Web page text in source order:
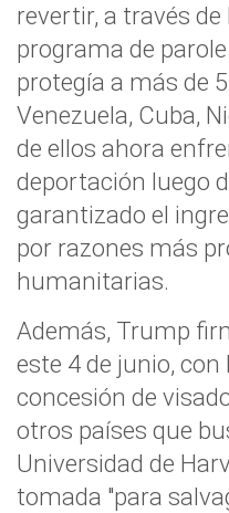
revertir, a través
programa de
protegía a más de
Venezuela, Cuba,
de ellos ahora
deportación luego
garantizado el
por razones más
humanitarias.
Además, Trump
este 4 de junio,
concesión de
otros países que
Universidad de
tomada "para